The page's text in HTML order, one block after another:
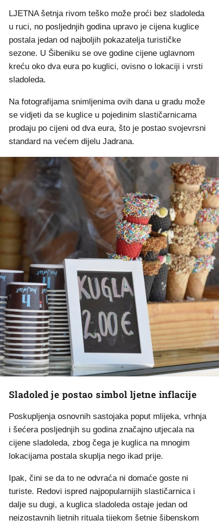
LJETNA šetnja rivom teško može proći bez sladoleda
u ruci, no posljednjih godina upravo je cijena kuglice
postala jedan od najboljih pokazatelja turističke
sezone. U Šibeniku se ove godine cijene uglavnom
kreću oko dva eura po kuglici, ovisno o lokaciji i vrsti
sladoleda.
Na fotografijama snimljenima ovih dana u gradu može
se vidjeti da se kuglice u pojedinim slastičarnicama
prodaju po cijeni od dva eura, što je postao svojevrsni
standard na većem dijelu Jadrana.
Sladoled je postao simbol ljetne inflacije
Poskupljenja osnovnih sastojaka poput mlijeka, vrhnja
i šećera posljednjih su godina značajno utjecala na
cijene sladoleda, zbog čega je kuglica na mnogim
lokacijama postala skuplja nego ikad prije.
Ipak, čini se da to ne odvraća ni domaće goste ni
turiste. Redovi ispred najpopularnijih slastičarnica i
dalje su dugi, a kuglica sladoleda ostaje jedan od
neizostavnih ljetnih rituala tijekom šetnje šibenskom